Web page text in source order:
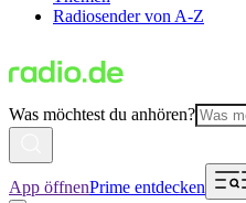
Radiosender von A-Z
Was möchtest du anhören?
App öffnenPrime entdecken